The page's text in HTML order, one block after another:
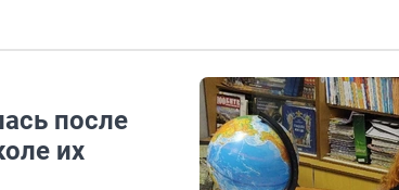
после
их